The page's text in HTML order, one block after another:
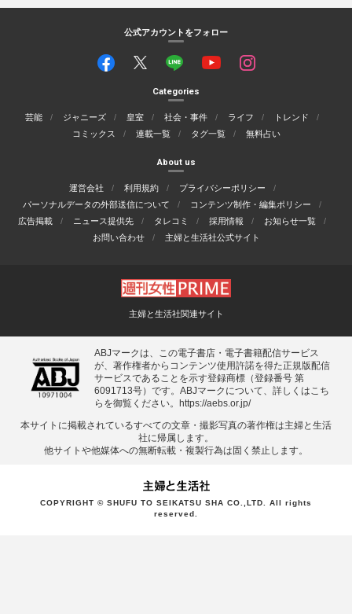
公式アカウントをフォロー
Categories
芸能 ジャニーズ 皇室 社会・事件 ライフ
トレンド
コミックス
連載一覧 タグ一覧 無料占い
About us
運営会社 利用規約
プライバシーポリシー
パーソナルデータの外部送信について
コンテンツ制作・編集ポリシー
広告掲載
ニュース提供先 タレコミ 採用情報
お知らせ一覧
お問い合わせ
主婦と生活社公式サイト
主婦と生活社関連サイト
ABJマークは、この電子書店・電子書籍配信サービス
が、著作権者からコンテンツ使用許諾を得た正規版配信
サービスであることを示す登録商標（登録番号 第
6091713号）です。ABJマークについて、詳しくはこち
らを御覧ください。 https://aebs.or.jp/
本サイトに掲載されているすべての⽂章・撮影写真の著作権は主婦と⽣活
社に帰属します。
他サイトや他媒体への無断転載・複製⾏為は固く禁⽌します。
COPYRIGHT © SHUFU TO SEIKATSU SHA CO.,LTD. All rights
reserved.